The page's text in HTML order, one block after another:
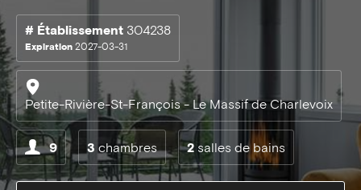
# Établissement 304238
Expiration 2027-03-31
Petite-Rivière-St-François - Le Massif de Charlevoix
9 3 chambres 2 salles de bains